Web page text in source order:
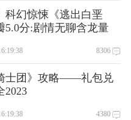
科幻惊悚《逃出白垩
5.0分:剧情无聊含龙量
8306
士团》攻略——礼包兑
2023
4380